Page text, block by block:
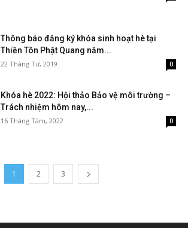
Thông báo đăng ký khóa sinh hoạt hè tại
Thiền Tôn Phật Quang năm...
22 Tháng Tư, 2019 0
Khóa hè 2022: Hội thảo Bảo vệ môi trường –
Trách nhiệm hôm nay,...
16 Tháng Tám, 2022 0
1 2 3